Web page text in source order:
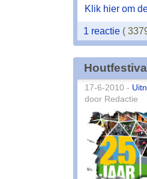
Klik hier om
1 reactie (
17-6-2010 -
door Redactie